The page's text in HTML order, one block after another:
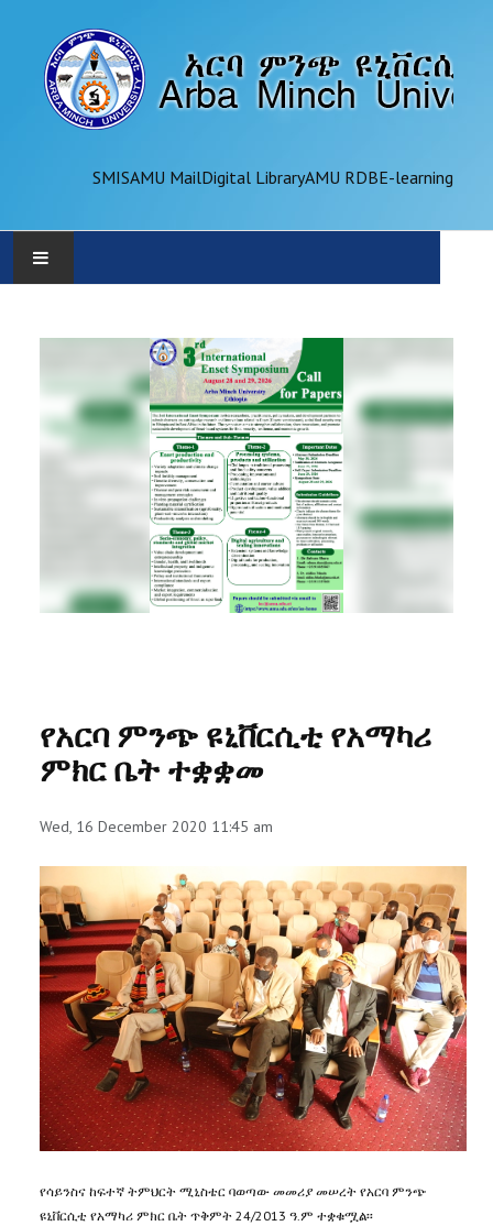
SMISAMU MailDigital LibraryAMU RDBE-learning
ADMINISTRATION
OFFICES
REGISTRAR
PARTNERSHIP
የአርባ ምንጭ ዩኒቨርሲቲ የአማካሪ
ምክር ቤት ተቋቋመ
Wed, 16 December 2020 11:45 am
የሳይንስና ከፍተኛ ትምህርት ሚኒስቴር ባወጣው መመሪያ መሠረት የአርባ ምንጭ
ዩኒቨርሲቲ የአማካሪ ምክር ቤት ጥቅምት 24/2013 ዓ.ም ተቋቁሟል፡፡